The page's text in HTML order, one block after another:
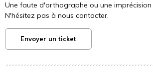
Une faute d'orthographe ou une imprécision
N'hésitez pas à nous contacter.
Envoyer un ticket